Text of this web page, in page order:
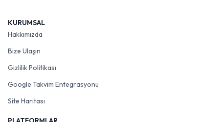
KURUMSAL
Hakkımızda
Bize Ulaşın
Gizlilik Politikası
Google Takvim Entegrasyonu
Site Haritası